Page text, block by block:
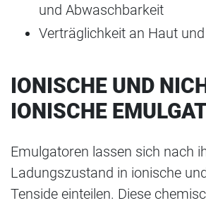
und Abwaschbarkeit
Verträglichkeit an Haut
IONISCHE UND
IONISCHE
Emulgatoren lassen sich nach
Ladungszustand in ionische
Tenside einteilen. Diese